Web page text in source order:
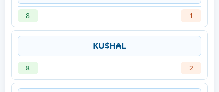
8 1
KU$H₳L
8 2